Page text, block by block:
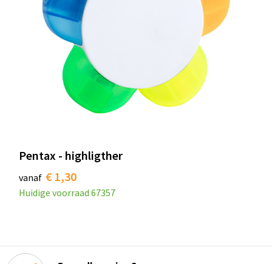
Pentax - highligther
vanaf € 1,30
Huidige voorraad 67357